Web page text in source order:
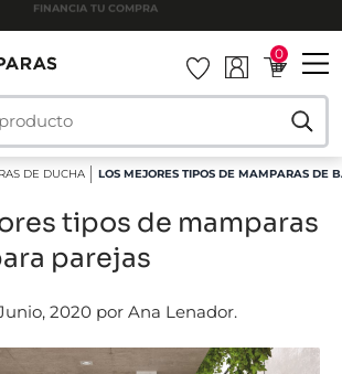
INSTALAMOS TU MAMPARA
0
DE DUCHA LOS MEJORES TIPOS DE MAMPARAS DE
tipos de mamparas
parejas
2020 por Ana Lenador.